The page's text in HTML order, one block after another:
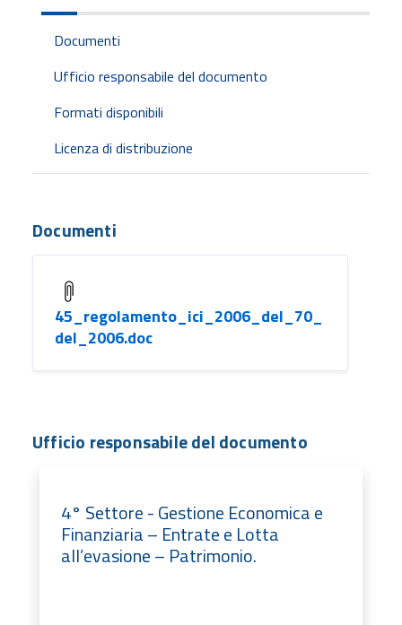
Documenti
Ufficio responsabile del documento
Formati disponibili
Licenza di distribuzione
Documenti
45_regolamento_ici_2006_del_70_
del_2006.doc
Ufficio responsabile del documento
4° Settore - Gestione Economica e
Finanziaria – Entrate e Lotta
all’evasione – Patrimonio.